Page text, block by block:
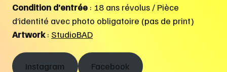
Condition d’entrée : 18 ans révolus / Pièce
d’identité avec photo obligatoire (pas de print)
Artwork: StudioBAD
Instagram Facebook